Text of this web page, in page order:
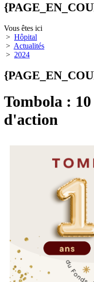
Vous êtes ici
> Hôpital
> Actualités
> 2024
Tombola :
d'action